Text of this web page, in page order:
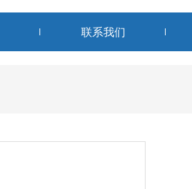
联系我们